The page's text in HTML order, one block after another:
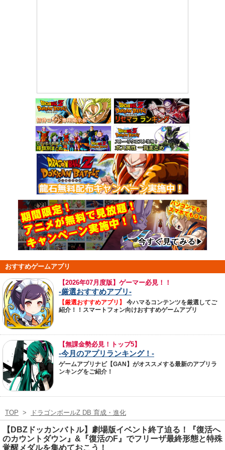
おすすめゲームアプリ
【2026年07月度版】ゲーマー必見！！
-厳選おすすめアプリ-
【厳選おすすめアプリ】
今ハマるコンテンツを厳選してご
紹介！！スマートフォン向けおすすめゲームアプリ
【無課金勢必見！トップ5】
-今月のアプリランキング！-
ゲームアプリナビ【GAN】がオススメする最新のアプリラ
ンキングをご紹介！
TOP > ドラゴンボールZ DB 育成・進化
【DBZドッカンバトル】劇場版イベント終了迫る！『復活へ
のカウントダウン』&『復活のF』でフリーザ最終形態と特殊
覚醒メダルを集めておこう！